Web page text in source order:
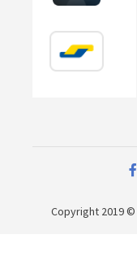
Copyright 2019 ©